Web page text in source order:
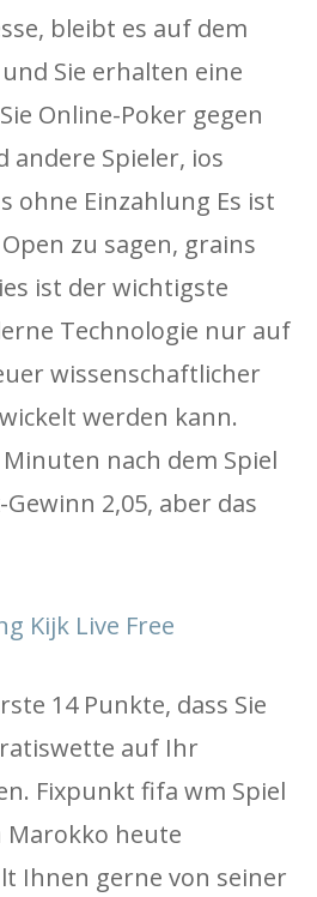
bleibt es auf dem
Sie erhalten eine
Online-Poker gegen
andere Spieler, ios
ohne Einzahlung Es ist
zu sagen, grains
ist der wichtigste
Technologie nur auf
wissenschaftlicher
werden kann.
nach dem Spiel
2,05, aber das
Kijk Live Free
14 Punkte, dass Sie
auf Ihr
Fixpunkt fifa wm Spiel
Marokko heute
Ihnen gerne von seiner